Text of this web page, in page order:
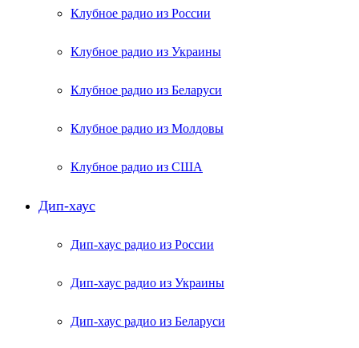
Клубное радио из России
Клубное радио из Украины
Клубное радио из Беларуси
Клубное радио из Молдовы
Клубное радио из США
Дип-хаус
Дип-хаус радио из России
Дип-хаус радио из Украины
Дип-хаус радио из Беларуси